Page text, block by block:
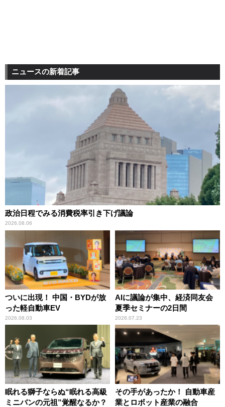
ニュースの新着記事
政治日程でみる消費税率引き下げ議論
2026.08.06
ついに出現！ 中国・BYDが放
った軽自動車EV
2026.08.03
AIに議論が集中、経済同友会
夏季セミナーの2日間
2026.07.23
眠れる獅子ならぬ“眠れる高級
ミニバンの元祖”覚醒なるか？
その手があったか！ 自動車産
業とロボット産業の融合